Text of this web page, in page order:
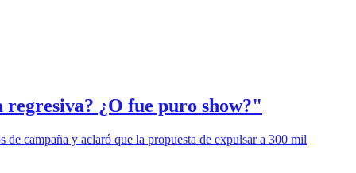
regresiva? ¿O fue puro show?"
campaña y aclaró que la propuesta de expulsar a 300 mil